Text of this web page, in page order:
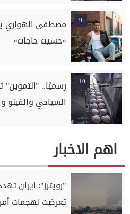
9
مصطفى الهواري
«حسيت حاجات»
10
رسميًا..
السياحي والفينو
اهم الاخبار
"رويترز": إيران
تعرضت لهجمات